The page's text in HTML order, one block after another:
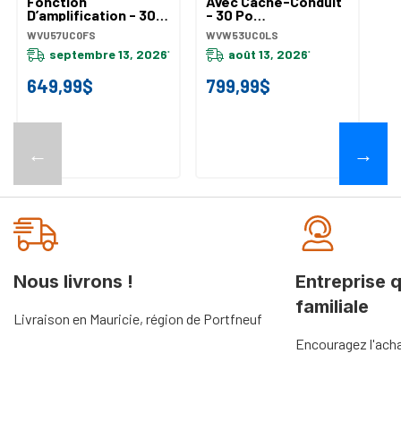
←
D’amplification - 30
WVU57UC0FS
septembre 13, 2026*
649,99$
- 30 Po
WVW53UC0LS
août 13, 2026*
799,99$
→
Nous livrons !
Livraison en Mauricie, région de Portfneuf
Entreprise
familiale
Encouragez